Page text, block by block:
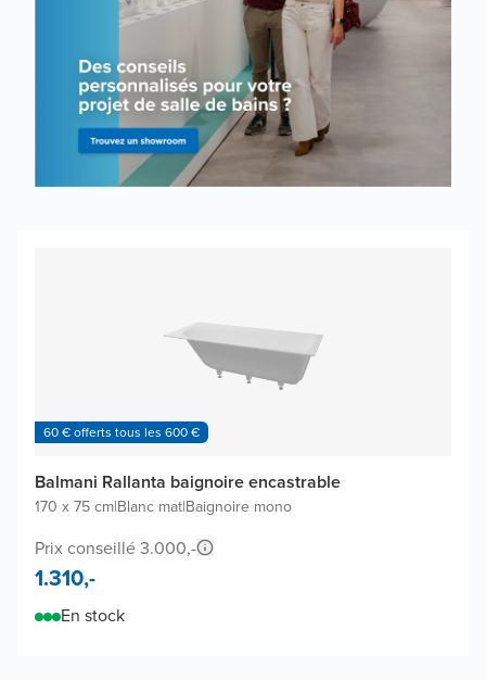
60 € offerts tous les 600 €
Balmani Rallanta baignoire encastrable
170 x 75 cm|Blanc mat|Baignoire mono
Prix conseillé 3.000,-
1.310,-
En stock